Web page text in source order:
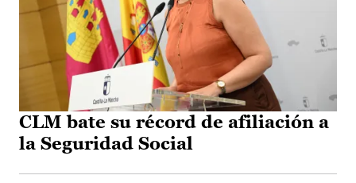
CLM bate su récord de afiliación a
la Seguridad Social